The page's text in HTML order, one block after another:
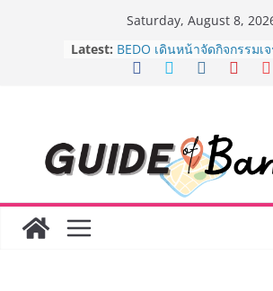
Saturday, August 8,
Latest:
AirAsia X SEE FAH พันธมิต
ยาวนานกว่า 20 ปี ต่อยอดเ
อร่อย ยกเมนูระดับตำนาน “ข้
ระดับผลิตภัณฑ์ท้องถิ่นสู่ตลาด
พาณิชย์อย่างยั่งยืน
“ตลาดดอกไม้สี่มุมเมือง” ศูน
สด ดอกไม้ประดิษฐ์ พวงมาลั
ภัณฑ์ครบวงจร ขอเชิญเลือก